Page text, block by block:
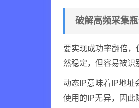
破解高频采集
要实现成功率翻倍，
然稳定，但容易被识
动态IP意味着IP地址
使用的IP无异，因此